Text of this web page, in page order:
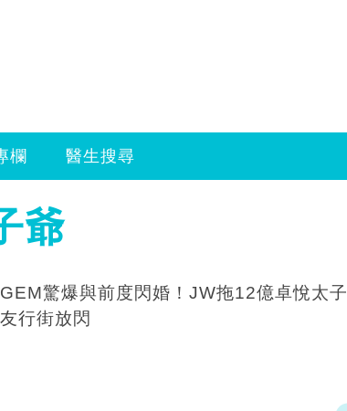
欄 醫生搜尋
爺
驚爆與前度閃婚！JW拖12億卓悅太子
行街放閃